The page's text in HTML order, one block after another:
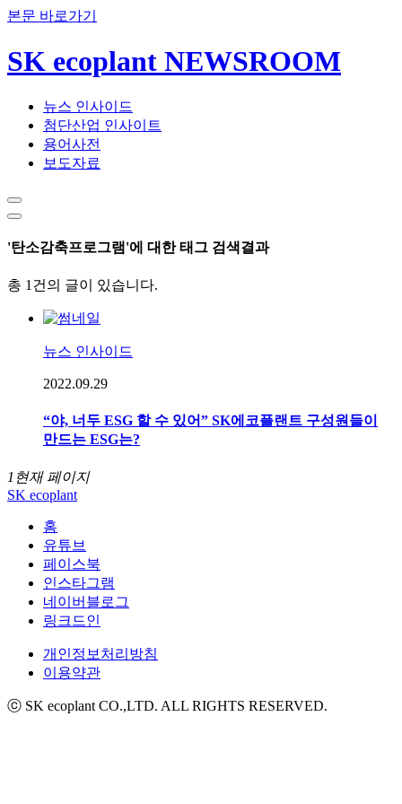
본문 바로가기
SK ecoplant NEWSROOM
뉴스 인사이드
첨단산업 인사이트
용어사전
보도자료
'탄소감축프로그램'에 대한 태그 검색결과
총 1건의 글이 있습니다.
뉴스 인사이드
2022.09.29
“야, 너두 ESG 할 수 있어” SK에코플랜트 구성원들이
만드는 ESG는?
1 현재 페이지
SK ecoplant
홈
유튜브
페이스북
인스타그램
네이버블로그
링크드인
개인정보처리방침
이용약관
ⓒ SK ecoplant CO.,LTD. ALL RIGHTS RESERVED.